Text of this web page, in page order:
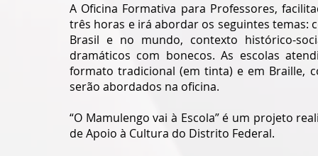
A Oficina Formativa para Professores,
três horas e irá abordar os seguintes temas:
Brasil e no mundo, contexto histórico-
dramáticos com bonecos. As escolas
formato tradicional (em tinta) e em Braille,
serão abordados na oficina.
“O Mamulengo vai à Escola” é um projeto
de Apoio à Cultura do Distrito Federal.